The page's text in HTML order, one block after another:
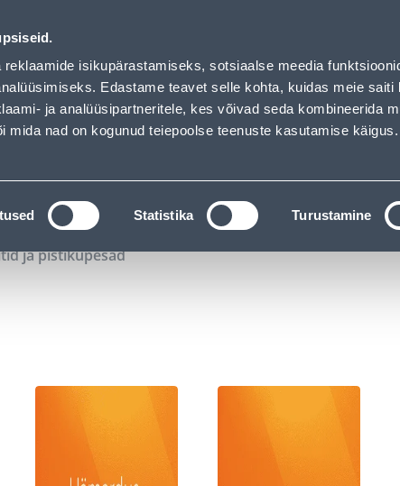
isikupärastamiseks, sotsiaalse meedia
Edastame teavet selle kohta, kuidas meie saiti
ja analüüsipartneritele, kes võivad seda kombineerida
mida nad on kogunud teiepoolse teenuste kasutamise käigus.
Statistika Turustamine
Teenused Karjäärileht
OTSI
KATALOOGID TÖÖRIISTALAENUTUS
ja pistikupesad